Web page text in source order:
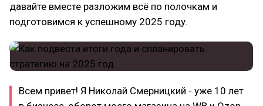
давайте вместе разложим всё по полочкам и
подготовимся к успешному 2025 году.
Всем привет! Я Николай Смерницкий - уже 10 лет